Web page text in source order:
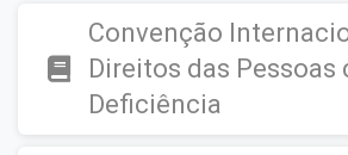
Convenção
Direitos das Pessoas
Deficiência